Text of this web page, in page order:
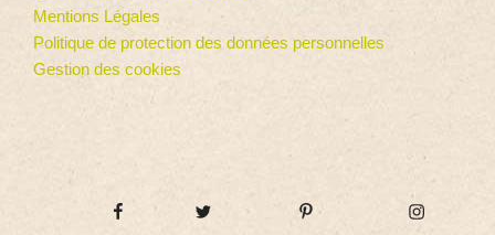
Mentions Légales
Politique de protection des données personnelles
Gestion des cookies